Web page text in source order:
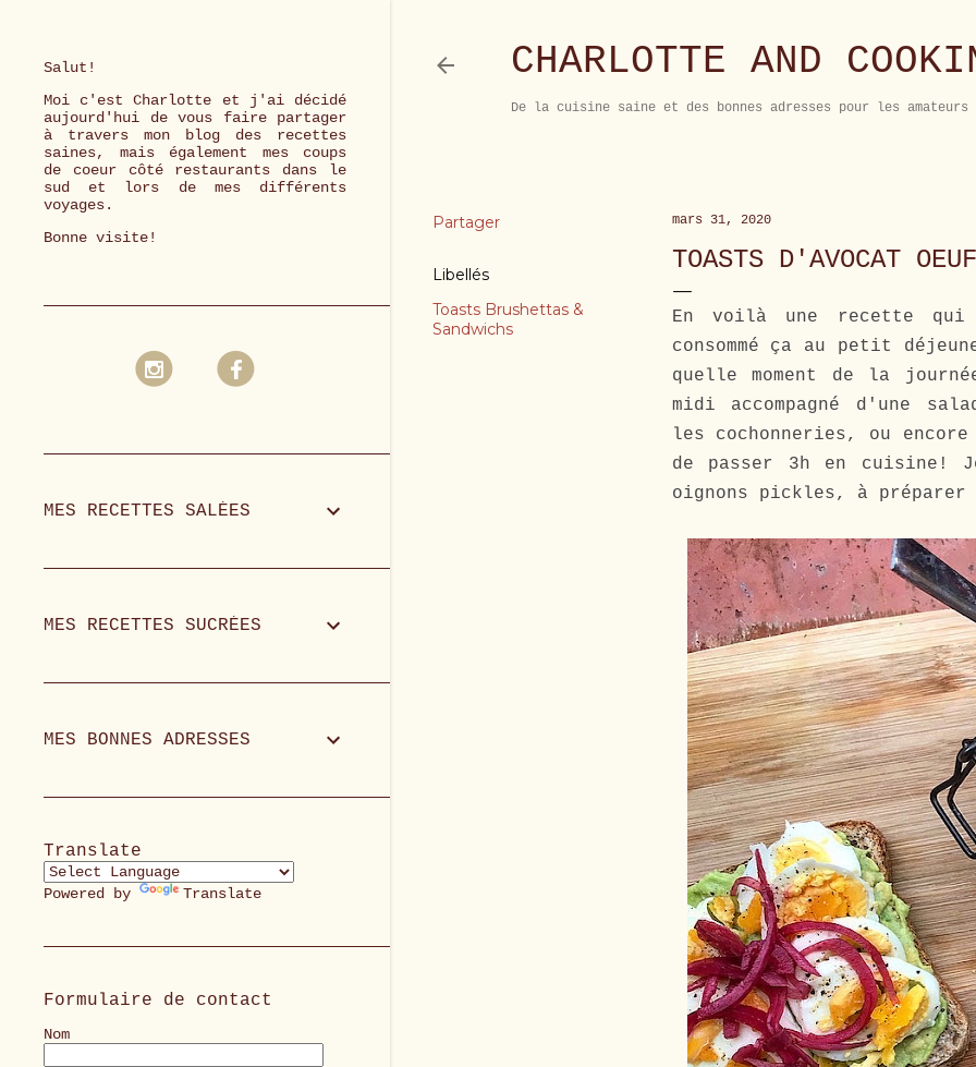
CHARLOTTE AND
De la cuisine saine et des bonnes adresses pour les
Partager
Libellés
Toasts Brushettas &
Sandwichs
mars 31, 2020
TOASTS D'AVOCAT
En voilà une recette qui
consommé ça au petit
quelle moment de la
midi accompagné d'une
les cochonneries, ou
de passer 3h en cuisine!
oignons pickles, à
Salut!
Moi c'est Charlotte et j'ai décidé
aujourd'hui de vous faire partager
à travers mon blog des recettes
saines, mais également mes coups
de coeur côté restaurants dans le
sud et lors de mes différents
voyages.
Bonne visite!
MES RECETTES SALÉES
MES RECETTES SUCRÉES
MES BONNES ADRESSES
Translate
Powered by Translate
Formulaire de contact
Nom